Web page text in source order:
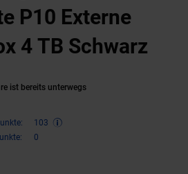
P10 Externe
4 TB Schwarz
ist bereits unterwegs
103
0